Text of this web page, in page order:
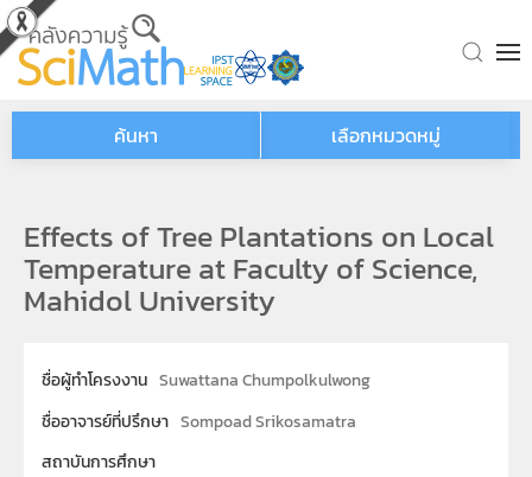
Skip to main content
ค้นหา เลือกหมวดหมู่
Effects of Tree Plantations on Local
Temperature at Faculty of Science,
Mahidol University
ชื่อผู้ทำโครงงาน Suwattana Chumpolkulwong
ชื่ออาจารย์ที่ปรึกษา Sompoad Srikosamatra
สถาบันการศึกษา